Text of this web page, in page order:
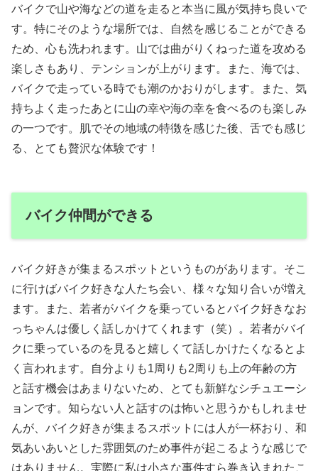
バイクで山や海などの道を走ると本当に風が気持ち良いで
す。特にそのような場所では、自然を感じることができる
ため、心も洗われます。山では曲がりくねった道を攻める
楽しさもあり、テンションが上がります。また、海では、
バイクで走っている時でも潮のかおりがします。また、気
持ちよく走ったあとに山の幸や海の幸を食べるのも楽しみ
の一つです。肌でその地域の特徴を感じた後、舌でも感じ
る、とても贅沢な体験です！
バイク仲間ができる
バイク好きが集まるスポットというものがあります。そこ
に行けばバイク好きな人たち会い、様々な知り合いが増え
ます。また、若者がバイクを乗っているとバイク好きなお
っちゃんは優しく話しかけてくれます（笑）。若者がバイ
クに乗っているのを見ると嬉しくて話しかけたくなるとよ
く言われます。自分よりも1周りも2周りも上の年齢の方
と話す機会はあまりないため、とても新鮮なシチュエーシ
ョンです。知らない人と話すのは怖いと思うかもしれませ
んが、バイク好きが集まるスポットには人が一杯おり、和
気あいあいとした雰囲気のため事件が起こるような感じで
はありません。実際に私は小さな事件すら巻き込まれたこ